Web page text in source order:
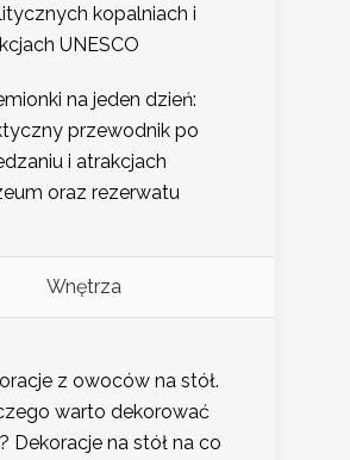
kopalniach i
UNESCO
na jeden dzień:
przewodnik po
i atrakcjach
oraz rezerwatu
Wnętrza
z owoców na stół.
warto dekorować
Dekoracje na stół na co